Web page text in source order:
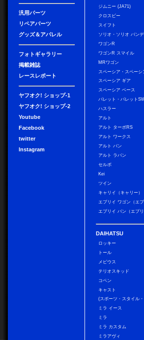
汎用パーツ
リペアパーツ
グッズ＆アパレル
フォトギャラリー
掲載雑誌
レースレポート
ヤフオク! ショップ-1
ヤフオク! ショップ-2
Youtube
Facebook
twitter
Instagram
ジムニー (JA71)
クロスビー
スイフト
ソリオ・ソリオ バン
ワゴンR
ワゴンR スマイル
MRワゴン
スペーシア・スペーシ
スペーシア ギア
スペーシア ベース
パレット・パレット
ハスラー
アルト
アルト ターボRS
アルト ワークス
アルト バン
アルト ラパン
セルボ
Kei
ツイン
キャリイ（キャリー）
エブリイ ワゴン（エブ
エブリイ バン（エブリ
DAIHATSU
ロッキー
トール
メビウス
テリオスキッド
コペン
キャスト
(スポーツ・スタイル
ミラ イース
ミラ
ミラ カスタム
ミラアヴィ